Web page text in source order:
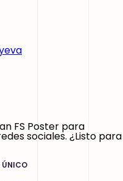
FS Poster para
sociales. ¿Listo para
ÚNICO